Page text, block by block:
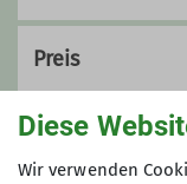
Preis
60 € (DAV-
Diese
Wir verwenden